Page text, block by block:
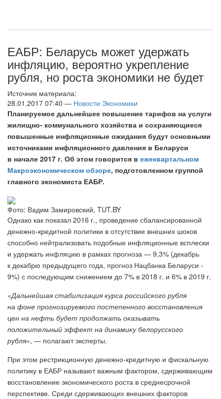
ЕАБР: Беларусь может удержать
инфляцию, вероятно укрепление
рубля, но роста экономики не будет
Источник материала:
28.01.2017 07:40 — Новости Экономики
Планируемое дальнейшее повышение тарифов на услуги
жилищно- коммунального хозяйства и сохраняющиеся
повышенные инфляционные ожидания будут основными
источниками инфляционного давления в Беларуси
в начале 2017 г. Об этом говорится в ежеквартальном
Макроэкономическом обзоре, подготовленном группой
главного экономиста ЕАБР.
Фото: Вадим Замировский, TUT.BY
Однако как показал 2016 г., проведение сбалансированной
денежно-кредитной политики в отсутствие внешних шоков
способно нейтрализовать подобные инфляционные всплески
и удержать инфляцию в рамках прогноза — 9,3% (декабрь
к декабрю предыдущего года, прогноз Нацбанка Беларуси -
9%) с последующим снижением до 7% в 2018 г. и 6% в 2019 г.
«Дальнейшая стабилизация курса российского рубля
на фоне прогнозируемого постепенного восстановления
цен на нефть будет продолжать оказывать
положительный эффект на динамику белорусского
рубля», — полагают эксперты.
При этом рестрикционную денежно-кредитную и фискальную
политику в ЕАБР называют важным фактором, сдерживающим
восстановление экономического роста в среднесрочной
перспективе. Среди сдерживающих внешних факторов